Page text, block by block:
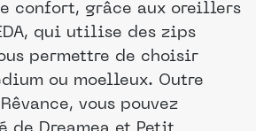
confort, grâce aux oreillers
qui utilise des zips
permettre de choisir
ou moelleux. Outre
vous pouvez